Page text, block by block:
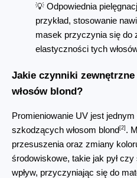
💡 Odpowiednia
przykład, stosowanie
masek przyczynia się do
elastyczności tych
Jakie czynniki
włosów blond?
Promieniowanie UV jest
szkodzących włosom blond [2] .
przesuszenia oraz zmiany
środowiskowe, takie jak pył
wpływ, przyczyniając się do